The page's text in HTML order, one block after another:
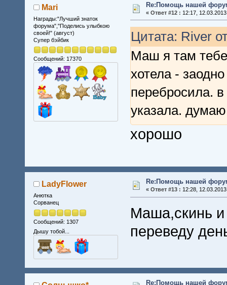
Mari
Награды:"Лучший знаток
форума","Поделись улыбкою
своей!" (август)
Супер бэйбик
Сообщений: 17370
Re:Помощь нашей
« Ответ #12 : 12:17,
Цитата: River
Маш я там тебе
хотела -
перебросила.
указала.
хорошо
LadyFlower
Анютка
Сорванец
Сообщений: 1307
Дышу тобой...
Re:Помощь нашей
« Ответ #13 : 12:28,
Маша,скинь
переведу
Re:Помощь нашей